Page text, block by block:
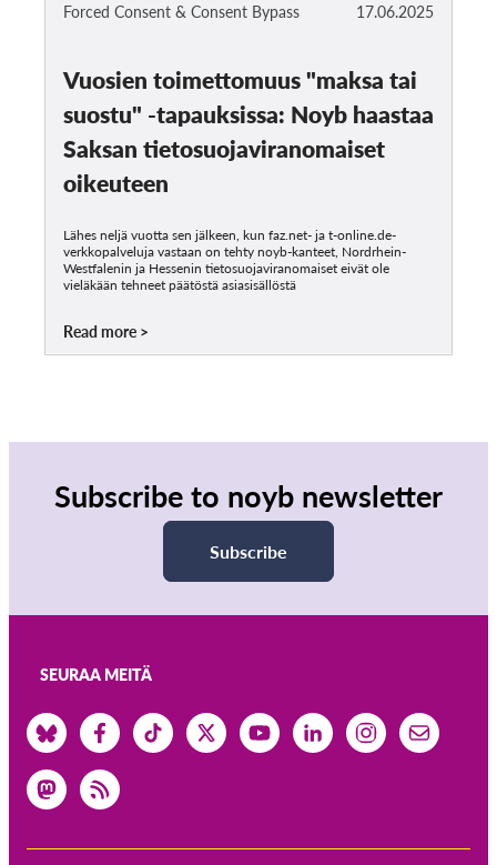
17.06.2025
Forced Consent & Consent Bypass
Vuosien toimettomuus "maksa tai
suostu" -tapauksissa: Noyb haastaa
Saksan tietosuojaviranomaiset
oikeuteen
Lähes neljä vuotta sen jälkeen, kun faz.net- ja t-online.de-
verkkopalveluja vastaan on tehty noyb-kanteet, Nordrhein-
Westfalenin ja Hessenin tietosuojaviranomaiset eivät ole
vieläkään tehneet päätöstä asiasisällöstä
Read more
Subscribe to noyb newsletter
Subscribe
SEURAA MEITÄ